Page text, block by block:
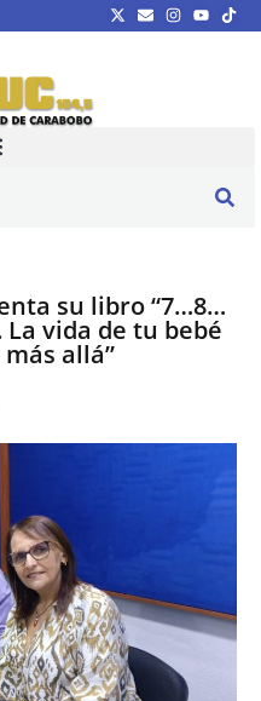
su libro “7…8…
vida de tu bebé
allá”